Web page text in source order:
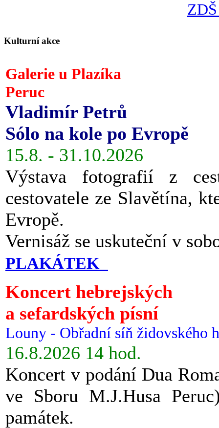
Kulturní akce
Galerie u Plazíka
Peruc
Vladimír Petrů
Sólo na kole po Evropě
15.8. - 31.10.2026
Výstava fotografií z
cestovatele ze Slavětína,
Evropě.
Vernisáž se uskuteční v
PLAKÁTEK
Koncert hebrejských
a sefardských písní
Louny - Obřadní síň židovského
16.8.2026 14 hod.
Koncert v podání Dua
ve Sboru M.J.Husa
památek.